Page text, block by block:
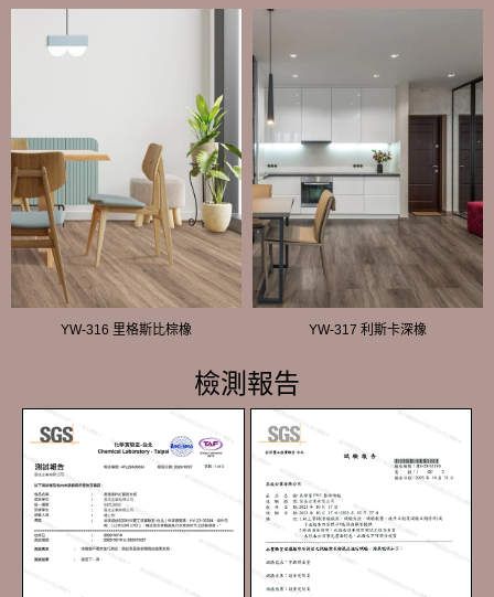
YW-316 里格斯比棕橡 YW-317 利斯卡深橡
檢測報告